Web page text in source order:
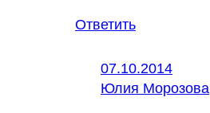
Ответить
07.10.2014
Юлия Морозова